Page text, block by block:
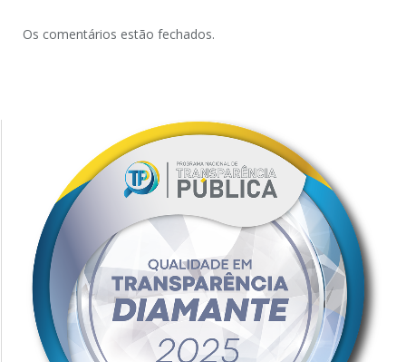
Os comentários estão fechados.